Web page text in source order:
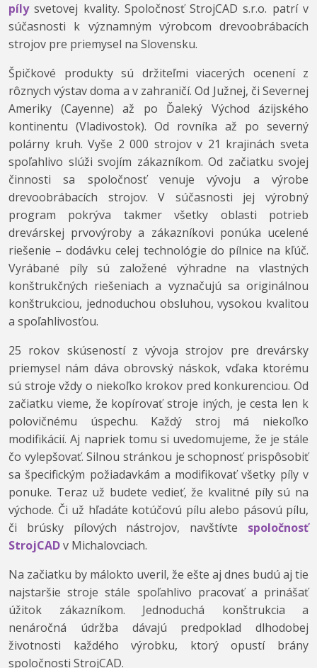
pílysvetovej kvality. Spoločnosť StrojCAD s.r.o. patrí v
súčasnosti k významným výrobcom drevoobrábacích
strojov pre priemysel na Slovensku.
Špičkové produkty sú držiteľmi viacerých ocenení z
rôznych výstav doma a v zahraničí. Od Južnej, či Severnej
Ameriky (Cayenne) až po Ďaleký Východ ázijského
kontinentu (Vladivostok). Od rovníka až po severný
polárny kruh. Vyše 2 000 strojov v 21 krajinách sveta
spoľahlivo slúži svojím zákazníkom. Od začiatku svojej
činnosti sa spoločnosť venuje vývoju a výrobe
drevoobrábacích strojov. V súčasnosti jej výrobný
program pokrýva takmer všetky oblasti potrieb
drevárskej prvovýroby a zákazníkovi ponúka ucelené
riešenie – dodávku celej technológie do pílnice na kľúč.
Vyrábané píly sú založené výhradne na vlastných
konštrukčných riešeniach a vyznačujú sa originálnou
konštrukciou, jednoduchou obsluhou, vysokou kvalitou
a spoľahlivosťou.
25 rokov skúseností z vývoja strojov pre drevársky
priemysel nám dáva obrovský náskok, vďaka ktorému
sú stroje vždy o niekoľko krokov pred konkurenciou. Od
začiatku vieme, že kopírovať stroje iných, je cesta len k
polovičnému úspechu. Každý stroj má niekoľko
modifikácií. Aj napriek tomu si uvedomujeme, že je stále
čo vylepšovať. Silnou stránkou je schopnosť prispôsobiť
sa špecifickým požiadavkám a modifikovať všetky píly v
ponuke. Teraz už budete vedieť, že kvalitné píly sú na
východe. Či už hľadáte kotúčovú pílu alebo pásovú pílu,
či brúsky pílových nástrojov, navštívte spoločnosť
StrojCADv Michalovciach.
Na začiatku by málokto uveril, že ešte aj dnes budú aj tie
najstaršie stroje stále spoľahlivo pracovať a prinášať
úžitok zákazníkom. Jednoduchá konštrukcia a
nenáročná údržba dávajú predpoklad dlhodobej
životnosti každého výrobku, ktorý opustí brány
spoločnosti StrojCAD.